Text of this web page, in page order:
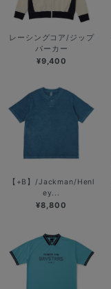
レーシングコア/ジップ
パーカー
¥9,400
【+B】/Jackman/Henl
ey...
¥8,800